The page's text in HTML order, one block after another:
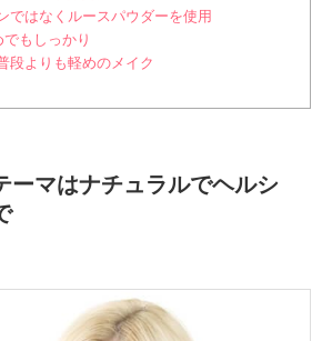
ではなくルースパウダーを使用
もしっかり
段よりも軽めのメイク
ーマはナチュラルでヘルシ